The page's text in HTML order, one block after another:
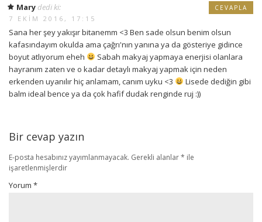
Mary dedi ki:
7 EKIM 2016, 17:15
Sana her şey yakışır bitanemm <3 Ben sade olsun benim olsun
kafasındayım okulda ama çağrı'nın yanına ya da gösteriye gidince
boyut atlıyorum eheh
Sabah makyaj yapmaya enerjisi olanlara
hayranım zaten ve o kadar detaylı makyaj yapmak için neden
erkenden uyanılır hiç anlamam, canım uyku <3
Lisede dediğin gibi
balm ideal bence ya da çok hafif dudak renginde ruj :))
CEVAPLA
Bir cevap yazın
E-posta hesabınız yayımlanmayacak. Gerekli alanlar* ile
işaretlenmişlerdir
Yorum *